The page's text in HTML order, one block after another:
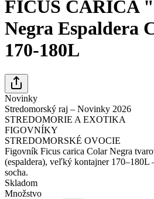
FICUS CARICA
Negra Espaldera
170-180L
Novinky
Stredomorský raj – Novinky 2026
STREDOMORIE A EXOTIKA
FIGOVNÍKY
STREDOMORSKÉ OVOCIE
Figovník Ficus carica Colar Negra
(espaldera), veľký kontajner 170–180L
socha.
Skladom
Množstvo